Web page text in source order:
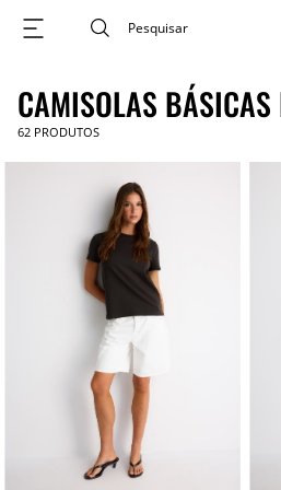
CAMISOLAS BÁSICAS
62 PRODUTOS